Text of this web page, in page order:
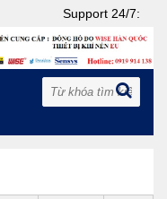
Support 24/7: